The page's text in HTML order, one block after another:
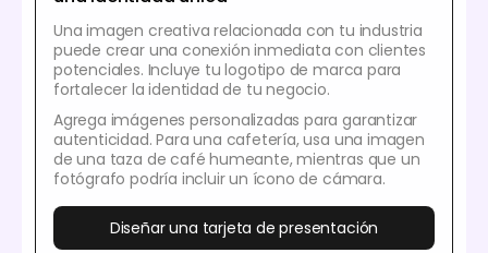
Una imagen creativa relacionada con tu industria
puede crear una conexión inmediata con clientes
potenciales. Incluye tu logotipo de marca para
fortalecer la identidad de tu negocio.
Agrega imágenes personalizadas para garantizar
autenticidad. Para una cafetería, usa una imagen
de una taza de café humeante, mientras que un
fotógrafo podría incluir un ícono de cámara.
Diseñar una tarjeta de presentación